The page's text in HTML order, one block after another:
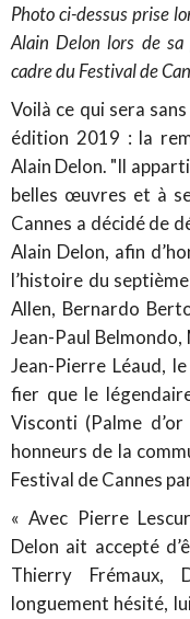
Photo ci-dessus prise
Alain Delon lors de
cadre du Festival de
Voilà ce qui sera
édition 2019 : la
Alain Delon. "Il
belles œuvres et à
Cannes a décidé de
Alain Delon, afin
l’histoire du
Allen, Bernardo
Jean-Paul
Jean-Pierre Léaud,
fier que le
Visconti (Palme
honneurs de la
Festival de Cannes
« Avec Pierre
Delon ait accepté
Thierry Frémaux,
longuement hésité,